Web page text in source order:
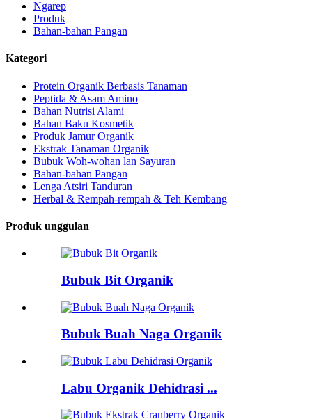
Ngarep
Produk
Bahan-bahan Pangan
Kategori
Protein Organik Berbasis Tanaman
Peptida & Asam Amino
Bahan Nutrisi Alami
Bahan Baku Kosmetik
Produk Jamur Organik
Ekstrak Tanaman Organik
Bubuk Woh-wohan lan Sayuran
Bahan-bahan Pangan
Lenga Atsiri Tanduran
Herbal & Rempah-rempah & Teh Kembang
Produk unggulan
Bubuk Bit Organik
Bubuk Buah Naga Organik
Labu Organik Dehidrasi ...